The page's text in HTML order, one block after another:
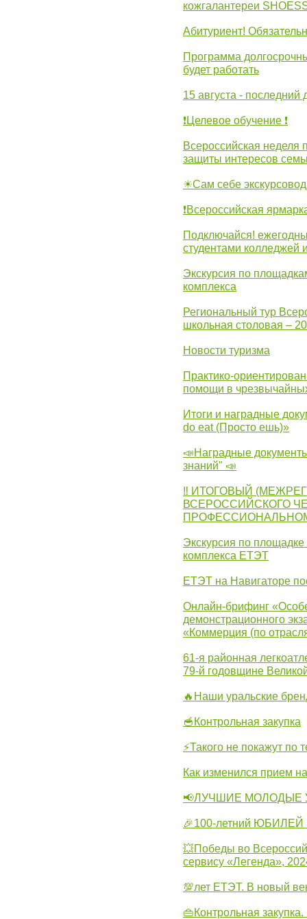
кожгалантереи
Абитуриент!
Программа
будет работать
15 августа - последний
❗Целевое обучение ❗
Всероссийская
защиты интересов
☀Сам себе экскурсовод
❗Всероссийская
Подключайся!
студентами колледжей
Экскурсия по
комплекса
Региональный тур
школьная столовая –
Новости туризма
Практико-
помощи в
Итоги и наградные
do eat (Просто ешь)»
📣Наградные
знаний" 📣
‼ ИТОГОВЫЙ
ВСЕРОССИЙСКОГО
Экскурсия по
комплекса ЕТЭТ
ЕТЭТ на Навигаторе
Онлайн-брифинг
демонстрационного
«Коммерция (по
61-я районная
79-й годовщине
🔥Наши уральские
🥣Контрольная закупка
⚡Такого не покажут по
Как изменился прием
📢ЛУЧШИЕ МОЛОДЫЕ
🎉100-летний ЮБИЛЕЙ
💥Победы во
сервису «Легенда»,
💯лет ЕТЭТ. В новый
👜Контрольная